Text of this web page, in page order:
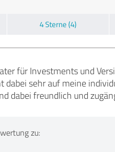
4 Sterne (4)
für Investments und
dabei sehr auf meine
dabei freundlich und
zu: